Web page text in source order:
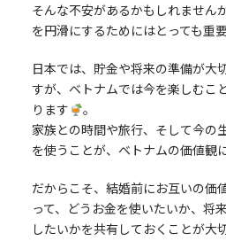
そんな不安があるかもしれません
を円滑にするためにはとっても重要
日本では、貯金や将来の準備が大
すが、ベトナムでは今を楽しむこ
ります
。
家族との時間や旅行、そして今の
を使うことが、ベトナムの価値観
だからこそ、結婚前にお互いの価
って、どうお金を使いたいか、将
したいかを共有しておくことが大